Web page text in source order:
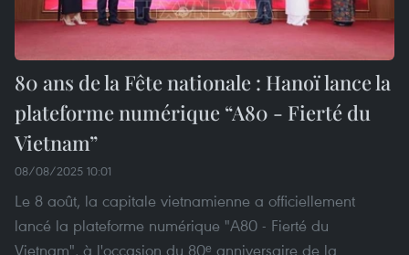
80 ans de la Fête nationale : Hanoï lance la
plateforme numérique “A80 - Fierté du
Vietnam”
08/08/2025 10:01
Le 8 août, la capitale vietnamienne a officiellement
lancé la plateforme numérique "A80 - Fierté du
Vietnam", à l'occasion du 80ᵉ anniversaire de la